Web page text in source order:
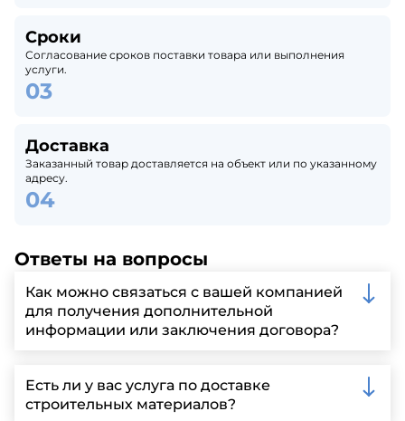
Сроки
Согласование сроков поставки товара или выполнения
услуги.
Доставка
Заказанный товар доставляется на объект или по указанному
адресу.
Ответы на вопросы
Как можно связаться с вашей компанией
для получения дополнительной
информации или заключения договора?
запрос через нашу официальную почту или
заполнить форму на нашем сайте для более
детальной информации и организации встречи.
Есть ли у вас услуга по доставке
строительных материалов?